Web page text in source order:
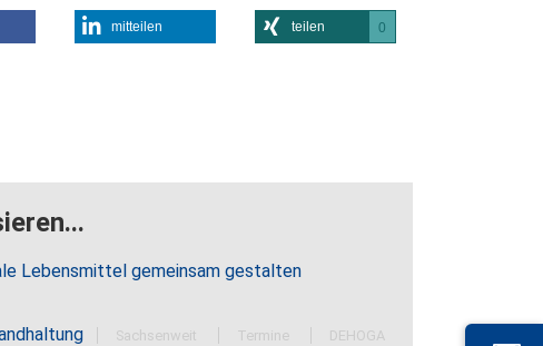
mitteilen teilen 0
Lebensmittel gemeinsam gestalten
Sachsenweit Termine
DEHOGA